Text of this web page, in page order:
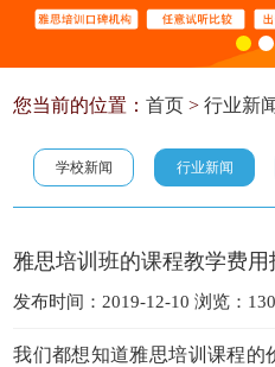
您当前的位置：首页 >行业新
学校新闻 行业新闻
雅思培训班的课程教学费用
发布时间：2019-12-10 浏览：
我们都想知道雅思培训课程的